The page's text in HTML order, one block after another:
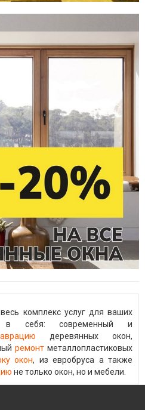
комплекс услуг для ваших
в себя: современный и
деревянных окон,
ремонт металлопластиковых
окон, из евробруса а также
не только окон, но и мебели.